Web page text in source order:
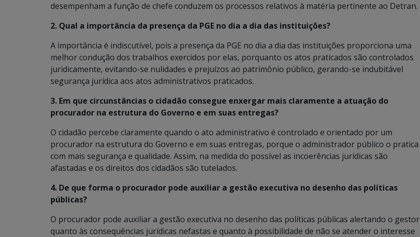
desempenham a função de chefe conduzem os processos relativos à matéria pertinente ao Detran.
2. Qual a importância da presença da PGE no dia a dia das instituições?
A importância é indiscutível, pois a presença da PGE no dia a dia das instituições proporciona uma
melhor condução dos trabalhos exercidos por elas, porquanto os atos praticados são controlados
juridicamente, evitando-se nulidades e prejuízos ao patrimônio público, gerando-se indubitável
segurança jurídica aos atos administrativos praticados.
3. Em que circunstâncias o cidadão consegue enxergar mais claramente a atuação do
procurador na estrutura do Governo e em suas entregas?
O cidadão percebe claramente quando o ato administrativo é controlado e orientado por um
procurador na estrutura do Governo e em suas entregas, porque o administrador público o pratica
com mais segurança e qualidade. Assim, na medida do possível as incoerências jurídicas são
afastadas e os direitos dos cidadãos são tutelados.
4. De que forma o procurador pode auxiliar a gestão executiva no desenho das políticas
públicas?
O procurador pode auxiliar a gestão executiva no desenho das políticas públicas alertando o gestor
quanto às consequências jurídicas nefastas e quanto à possibilidade de não se atender o interesse